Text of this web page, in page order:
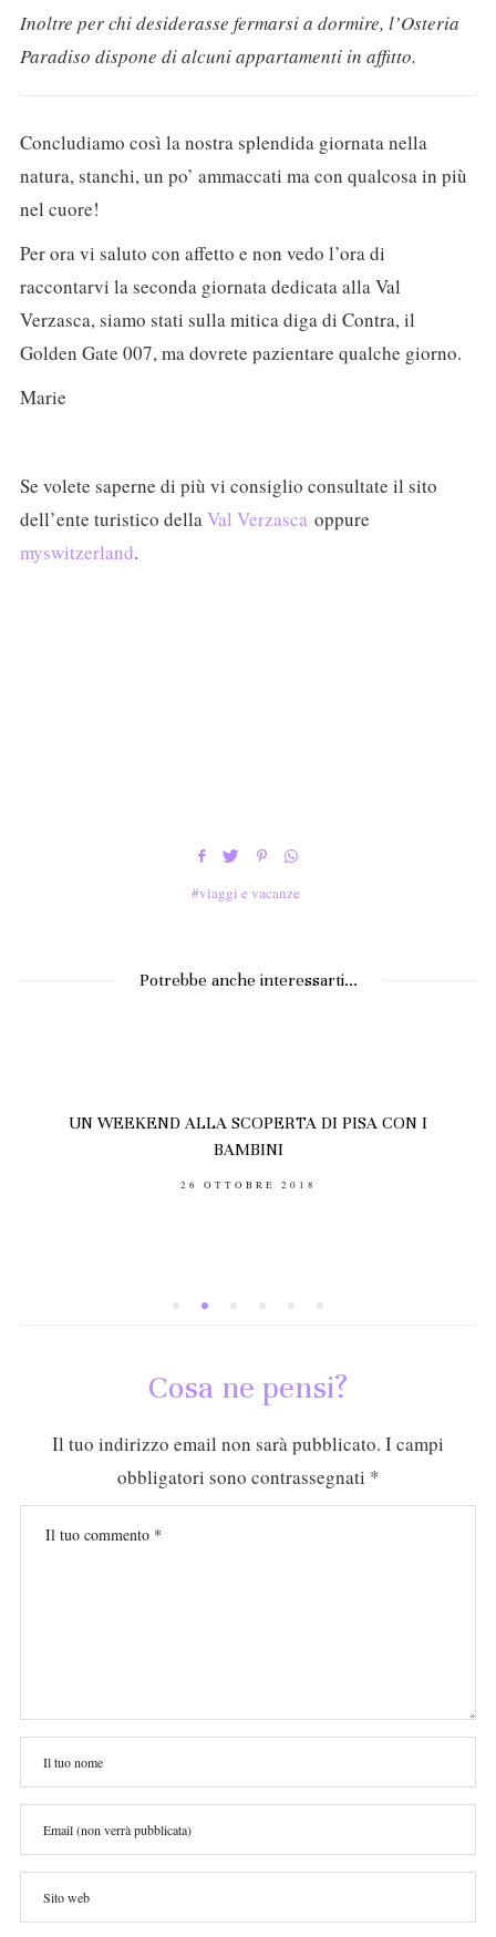
Inoltre per chi desiderasse fermarsi a dormire, l’Osteria
Paradiso dispone di alcuni appartamenti in affitto.
Concludiamo così la nostra splendida giornata nella
natura, stanchi, un po’ ammaccati ma con qualcosa in più
nel cuore!
Per ora vi saluto con affetto e non vedo l’ora di
raccontarvi la seconda giornata dedicata alla Val
Verzasca, siamo stati sulla mitica diga di Contra, il
Golden Gate 007, ma dovrete pazientare qualche giorno.
Marie
Se volete saperne di più vi consiglio consultate il sito
dell’ente turistico dellaVal Verzasca oppure
myswitzerland.
viaggi e vacanze
Potrebbe anche interessarti...
UN WEEKEND ALLA SCOPERTA DI PISA CON I
BAMBINI
POSTED
26 OTTOBRE 2018
Cosa ne pensi?
Il tuo indirizzo email non sarà pubblicato. I campi
obbligatori sono contrassegnati *